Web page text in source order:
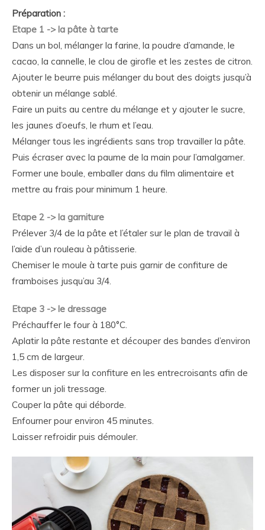
Préparation :
Etape 1 -> la pâte à tarte
Dans un bol, mélanger la farine, la poudre d’amande, le
cacao, la cannelle, le clou de girofle et les zestes de citron.
Ajouter le beurre puis mélanger du bout des doigts jusqu’à
obtenir un mélange sablé.
Faire un puits au centre du mélange et y ajouter le sucre,
les jaunes d’oeufs, le rhum et l’eau.
Mélanger tous les ingrédients sans trop travailler la pâte.
Puis écraser avec la paume de la main pour l’amalgamer.
Former une boule, emballer dans du film alimentaire et
mettre au frais pour minimum 1 heure.
Etape 2 -> la garniture
Prélever 3/4 de la pâte et l’étaler sur le plan de travail à
l’aide d’un rouleau à pâtisserie.
Chemiser le moule à tarte puis garnir de confiture de
framboises jusqu’au 3/4.
Etape 3 -> le dressage
Préchauffer le four à 180°C.
Aplatir la pâte restante et découper des bandes d’environ
1,5 cm de largeur.
Les disposer sur la confiture en les entrecroisants afin de
former un joli tressage.
Couper la pâte qui déborde.
Enfourner pour environ 45 minutes.
Laisser refroidir puis démouler.